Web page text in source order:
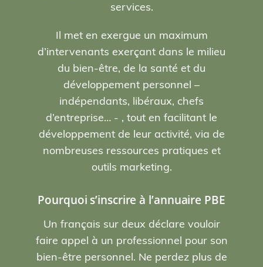
services.
Il met en exergue un maximum
d’intervenants exerçant dans le milieu
du bien-être, de la santé et du
développement personnel –
indépendants, libéraux, chefs
d’entreprise… - , tout en facilitant le
développement de leur activité, via de
nombreuses ressources pratiques et
outils marketing.
Pourquoi s’inscrire à l’annuaire PBE
Un français sur deux déclare vouloir
faire appel à un professionnel pour son
bien-être personnel. Ne perdez plus de